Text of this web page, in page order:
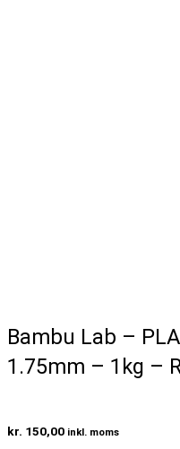
Bambu Lab –
1.75mm – 1kg –
kr. 150,00 inkl. moms